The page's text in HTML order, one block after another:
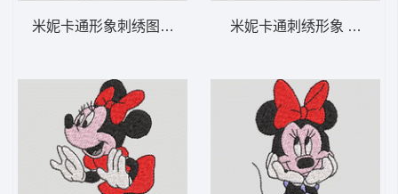
米妮卡通形象刺绣图 米妮 21-DST格式米妮卡通刺绣形象 米妮 6-